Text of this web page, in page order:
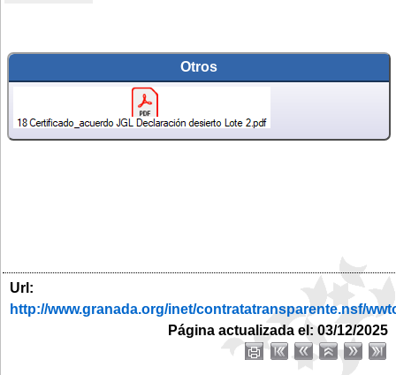
Otros
Url:
http://www.granada.org/inet/contratatransparente.nsf/
Página actualizada el: 03/12/2025